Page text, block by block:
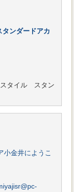
ンダードアカ
スタイル スタン
小金井にようこ